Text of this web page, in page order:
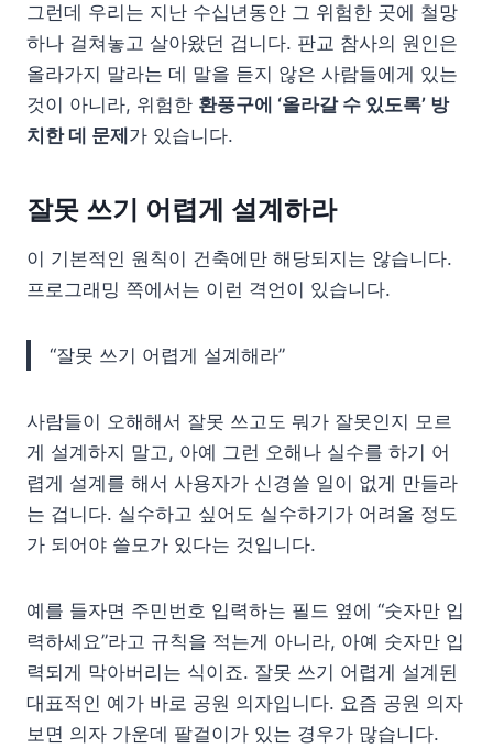
그런데 우리는 지난 수십년동안 그 위험한 곳에 철망
하나 걸쳐놓고 살아왔던 겁니다. 판교 참사의 원인은
올라가지 말라는 데 말을 듣지 않은 사람들에게 있는
것이 아니라, 위험한 환풍구에 ‘올라갈 수 있도록’ 방
치한 데 문제 가 있습니다.
잘못 쓰기 어렵게 설계하라
이 기본적인 원칙이 건축에만 해당되지는 않습니다.
프로그래밍 쪽에서는 이런 격언이 있습니다.
“잘못 쓰기 어렵게 설계해라”
사람들이 오해해서 잘못 쓰고도 뭐가 잘못인지 모르
게 설계하지 말고, 아예 그런 오해나 실수를 하기 어
렵게 설계를 해서 사용자가 신경쓸 일이 없게 만들라
는 겁니다. 실수하고 싶어도 실수하기가 어려울 정도
가 되어야 쓸모가 있다는 것입니다.
예를 들자면 주민번호 입력하는 필드 옆에 “숫자만 입
력하세요”라고 규칙을 적는게 아니라, 아예 숫자만 입
력되게 막아버리는 식이죠. 잘못 쓰기 어렵게 설계된
대표적인 예가 바로 공원 의자입니다. 요즘 공원 의자
보면 의자 가운데 팔걸이가 있는 경우가 많습니다.